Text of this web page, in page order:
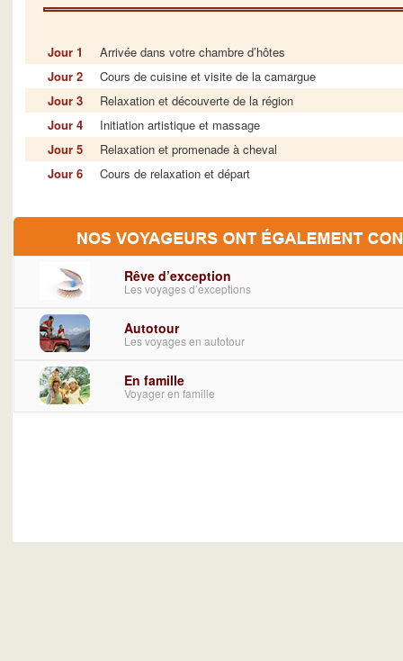
Jour 1
Arrivée dans votre chambre d’hôtes
Jour 2
Cours de cuisine et visite de la camargue
Jour 3
Relaxation et découverte de la région
Jour 4
Initiation artistique et massage
Jour 5
Relaxation et promenade à cheval
Jour 6
Cours de relaxation et départ
Rêve d’exception
Les voyages d’exceptions
Autotour
Les voyages en autotour
En famille
Voyager en famille